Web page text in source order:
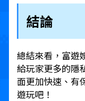
結論
總結來看，富遊
給玩家更多的隱
面更加快速、有
遊玩吧！